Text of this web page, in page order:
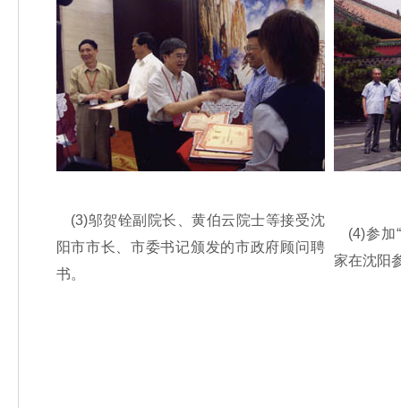
(3)邬贺铨副院长、黄伯云院士等接受沈
阳市市长、市委书记颁发的市政府顾问聘
书。
(4)参加
家在沈阳